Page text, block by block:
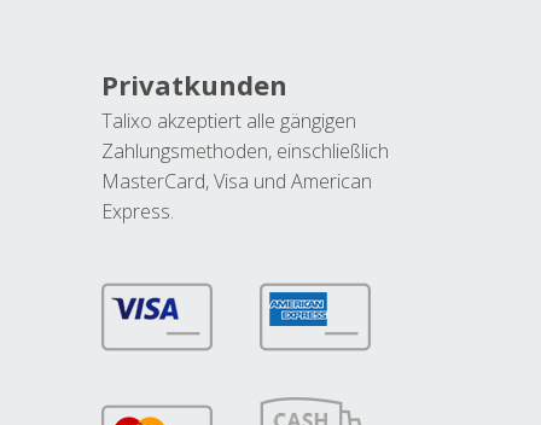
Privatkunden
Talixo akzeptiert alle gängigen
Zahlungsmethoden, einschließlich
MasterCard, Visa und American
Express.